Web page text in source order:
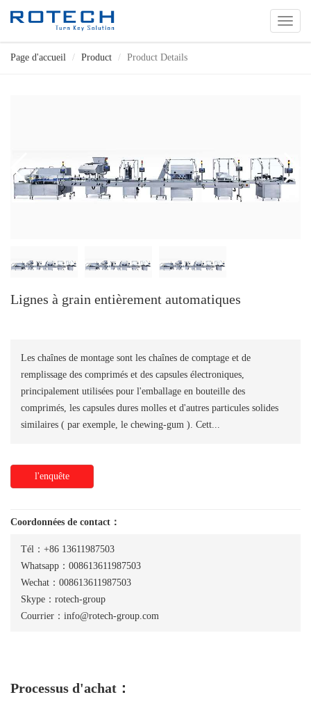
切
换
Page d'accueil Product Product Details
Lignes à grain entièrement automatiques
Les chaînes de montage sont les chaînes de comptage et de
remplissage des comprimés et des capsules électroniques,
principalement utilisées pour l'emballage en bouteille des
comprimés, les capsules dures molles et d'autres particules solides
similaires ( par exemple, le chewing-gum ). Cett...
l'enquête
Coordonnées de contact：
Tél：+86 13611987503
Whatsapp：008613611987503
Wechat：008613611987503
Skype：rotech-group
Courrier：info@rotech-group.com
Processus d'achat：